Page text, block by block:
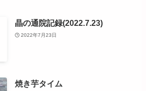
晶の通院記録(2022.7.23)
2022年7月23日
焼き芋タイム